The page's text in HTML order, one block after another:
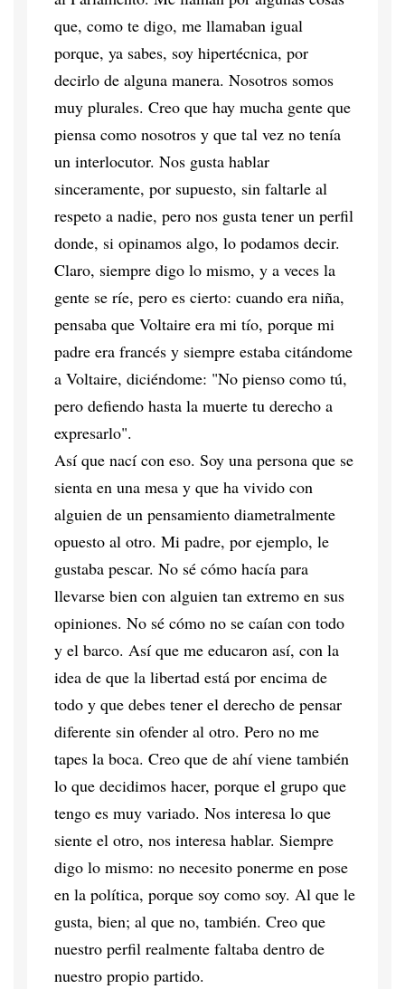
que, como te digo, me llamaban igual
porque, ya sabes, soy hipertécnica, por
decirlo de alguna manera. Nosotros somos
muy plurales. Creo que hay mucha gente que
piensa como nosotros y que tal vez no tenía
un interlocutor. Nos gusta hablar
sinceramente, por supuesto, sin faltarle al
respeto a nadie, pero nos gusta tener un perfil
donde, si opinamos algo, lo podamos decir.
Claro, siempre digo lo mismo, y a veces la
gente se ríe, pero es cierto: cuando era niña,
pensaba que Voltaire era mi tío, porque mi
padre era francés y siempre estaba citándome
a Voltaire, diciéndome: "No pienso como tú,
pero defiendo hasta la muerte tu derecho a
expresarlo".
Así que nací con eso. Soy una persona que se
sienta en una mesa y que ha vivido con
alguien de un pensamiento diametralmente
opuesto al otro. Mi padre, por ejemplo, le
gustaba pescar. No sé cómo hacía para
llevarse bien con alguien tan extremo en sus
opiniones. No sé cómo no se caían con todo
y el barco. Así que me educaron así, con la
idea de que la libertad está por encima de
todo y que debes tener el derecho de pensar
diferente sin ofender al otro. Pero no me
tapes la boca. Creo que de ahí viene también
lo que decidimos hacer, porque el grupo que
tengo es muy variado. Nos interesa lo que
siente el otro, nos interesa hablar. Siempre
digo lo mismo: no necesito ponerme en pose
en la política, porque soy como soy. Al que le
gusta, bien; al que no, también. Creo que
nuestro perfil realmente faltaba dentro de
nuestro propio partido.